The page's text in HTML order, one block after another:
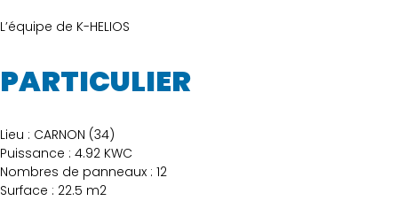
L’équipe de K-HELIOS
PARTICULIER
Lieu : CARNON (34)
Puissance : 4.92 KWC
Nombres de panneaux : 12
Surface : 22.5 m2